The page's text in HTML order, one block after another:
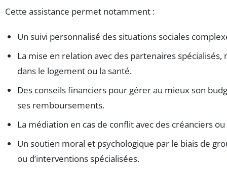
Cette assistance permet notamment :
Un suivi personnalisé des situations sociales
La mise en relation avec des partenaires
dans le logement ou la santé.
Des conseils financiers pour gérer au mieux son
ses remboursements.
La médiation en cas de conflit avec des créanciers
Un soutien moral et psychologique par le biais de
ou d’interventions spécialisées.